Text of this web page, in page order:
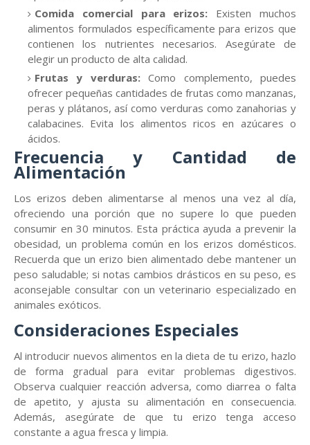
Comida comercial para erizos: Existen muchos
alimentos formulados específicamente para erizos que
contienen los nutrientes necesarios. Asegúrate de
elegir un producto de alta calidad.
Frutas y verduras:Como complemento, puedes
ofrecer pequeñas cantidades de frutas como manzanas,
peras y plátanos, así como verduras como zanahorias y
calabacines. Evita los alimentos ricos en azúcares o
ácidos.
Frecuencia y Cantidad de
Alimentación
Los erizos deben alimentarse al menos una vez al día,
ofreciendo una porción que no supere lo que pueden
consumir en 30 minutos. Esta práctica ayuda a prevenir la
obesidad, un problema común en los erizos domésticos.
Recuerda que un erizo bien alimentado debe mantener un
peso saludable; si notas cambios drásticos en su peso, es
aconsejable consultar con un veterinario especializado en
animales exóticos.
Consideraciones Especiales
Al introducir nuevos alimentos en la dieta de tu erizo, hazlo
de forma gradual para evitar problemas digestivos.
Observa cualquier reacción adversa, como diarrea o falta
de apetito, y ajusta su alimentación en consecuencia.
Además, asegúrate de que tu erizo tenga acceso
constante a agua fresca y limpia.